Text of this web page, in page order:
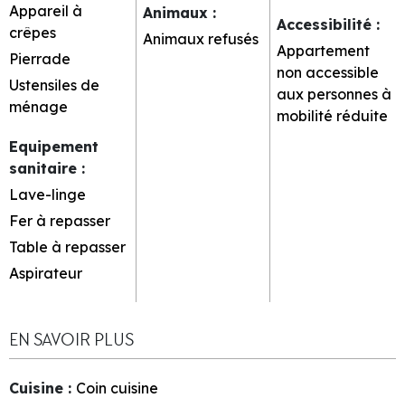
Appareil à
crêpes
Pierrade
Ustensiles de
ménage
Equipement
sanitaire :
Lave-linge
Fer à repasser
Table à repasser
Aspirateur
Animaux :
Animaux refusés
Accessibilité :
Appartement
non accessible
aux personnes à
mobilité réduite
EN SAVOIR PLUS
Cuisine : Coin cuisine